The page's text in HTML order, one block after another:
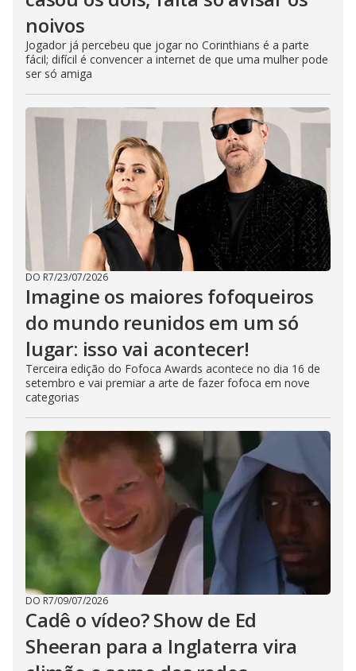
noivos
Jogador já percebeu que jogar no Corinthians é a parte
fácil; difícil é convencer a internet de que uma mulher pode
ser só amiga
DO R7/23/07/2026
Imagine os maiores fofoqueiros
do mundo reunidos em um só
lugar: isso vai acontecer!
Terceira edição do Fofoca Awards acontece no dia 16 de
setembro e vai premiar a arte de fazer fofoca em nove
categorias
DO R7/09/07/2026
Cadê o vídeo? Show de Ed
Sheeran para a Inglaterra vira